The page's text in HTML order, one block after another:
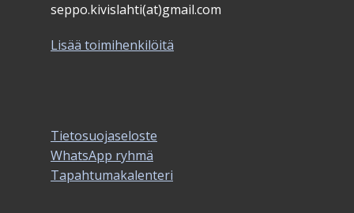
seppo.kivislahti(at)gmail.com
Lisää toimihenkilöitä
Tietosuojaseloste
WhatsApp ryhmä
Tapahtumakalenteri